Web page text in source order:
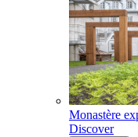
Monastère
Discover